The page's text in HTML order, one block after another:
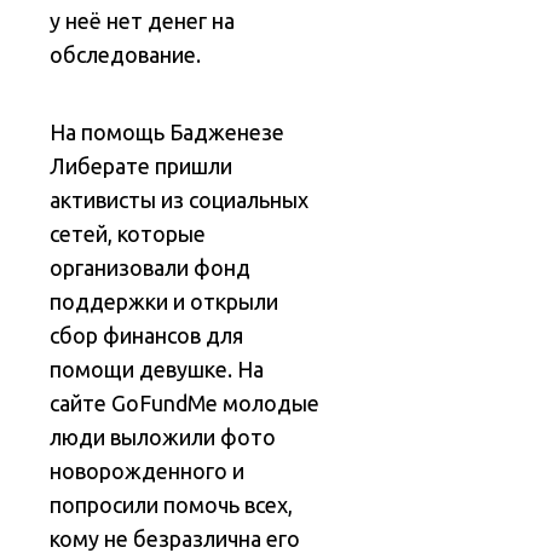
у неё нет денег на
обследование.
На помощь Бадженезе
Либерате пришли
активисты из социальных
сетей, которые
организовали фонд
поддержки и открыли
сбор финансов для
помощи девушке. На
сайте GoFundMe молодые
люди выложили фото
новорожденного и
попросили помочь всех,
кому не безразлична его